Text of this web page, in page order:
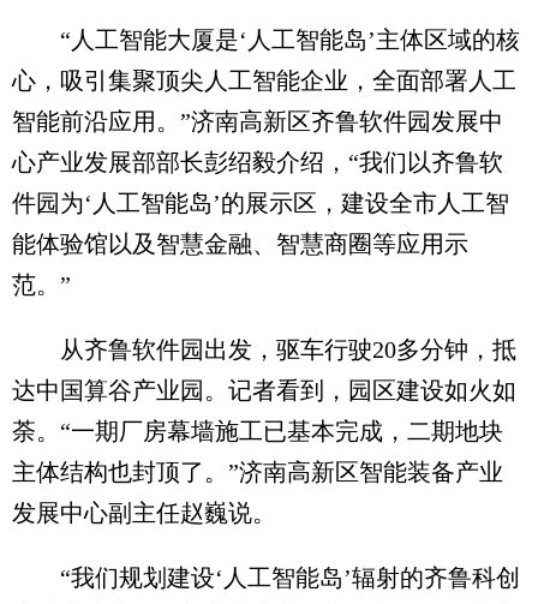
“人工智能大厦是‘人工智能岛’主体区域的核
心，吸引集聚顶尖人工智能企业，全面部署人工
智能前沿应用。”济南高新区齐鲁软件园发展中
心产业发展部部长彭绍毅介绍，“我们以齐鲁软
件园为‘人工智能岛’的展示区，建设全市人工智
能体验馆以及智慧金融、智慧商圈等应用示
范。”
从齐鲁软件园出发，驱车行驶20多分钟，抵
达中国算谷产业园。记者看到，园区建设如火如
荼。“一期厂房幕墙施工已基本完成，二期地块
主体结构也封顶了。”济南高新区智能装备产业
发展中心副主任赵巍说。
“我们规划建设‘人工智能岛’辐射的齐鲁科创